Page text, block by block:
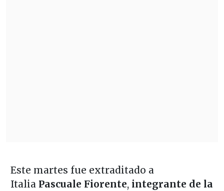
Este martes fue extraditado a
Italia Pascuale Fiorente, integrante de la